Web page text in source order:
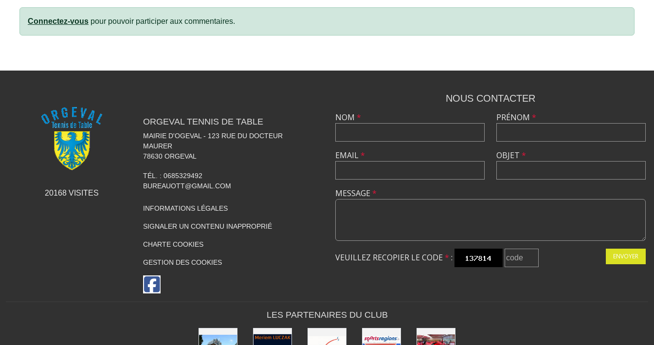
Connectez-vous pour pouvoir participer aux commentaires.
20168VISITES
ORGEVAL TENNIS DE TABLE
MAIRIE D'OGEVAL - 123 RUE DU DOCTEUR
MAURER
78630 ORGEVAL
TÉL. : 0685329492
BUREAUOTT@GMAIL.COM
INFORMATIONS LÉGALES
SIGNALER UN CONTENU INAPPROPRIÉ
CHARTE COOKIES
GESTION DES COOKIES
NOUS CONTACTER
NOM *
EMAIL*
PRÉNOM *
OBJET *
MESSAGE *
VEUILLEZ RECOPIER LE CODE * : ENVOYER
LES PARTENAIRES DU CLUB